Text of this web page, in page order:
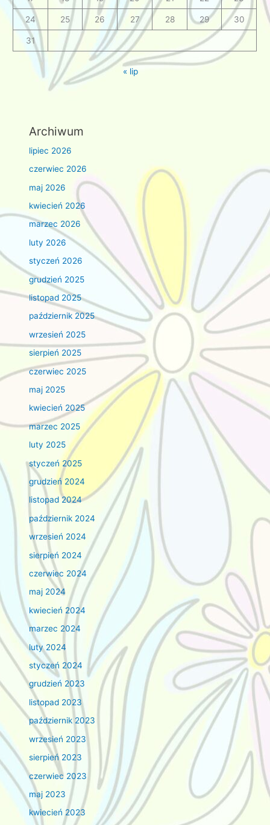
24 25 26 27 28 29 30
31
« lip
Archiwum
lipiec 2026
czerwiec 2026
maj 2026
kwiecień 2026
marzec 2026
luty 2026
styczeń 2026
grudzień 2025
listopad 2025
październik 2025
wrzesień 2025
sierpień 2025
czerwiec 2025
maj 2025
kwiecień 2025
marzec 2025
luty 2025
styczeń 2025
grudzień 2024
listopad 2024
październik 2024
wrzesień 2024
sierpień 2024
czerwiec 2024
maj 2024
kwiecień 2024
marzec 2024
luty 2024
styczeń 2024
grudzień 2023
listopad 2023
październik 2023
wrzesień 2023
sierpień 2023
czerwiec 2023
maj 2023
kwiecień 2023